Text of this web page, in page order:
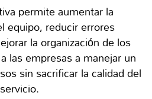
permite aumentar la
equipo, reducir errores
la organización de los
las empresas a manejar un
sin sacrificar la calidad del
servicio.